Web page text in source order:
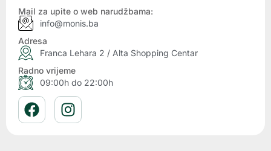
Mail za upite o web narudžbama:
info@monis.ba
Adresa
Franca Lehara 2 / Alta Shopping Centar
Radno vrijeme
09:00h do 22:00h